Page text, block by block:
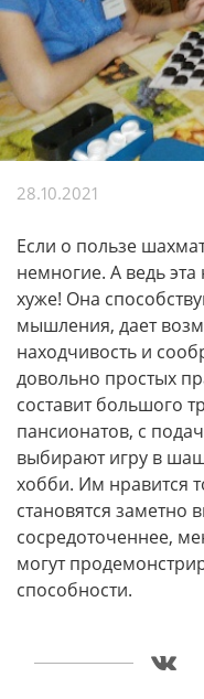
28.10.2021
Если о пользе
немногие. А ведь
хуже! Она
мышления, дает
находчивость и
довольно простых
составит большого
пансионатов, с
выбирают игру в
хобби. Им нравится
становятся заметно
сосредоточеннее,
могут
способности.